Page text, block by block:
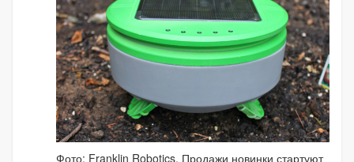
Фото: Franklin Robotics. Продажи новинки стартуют